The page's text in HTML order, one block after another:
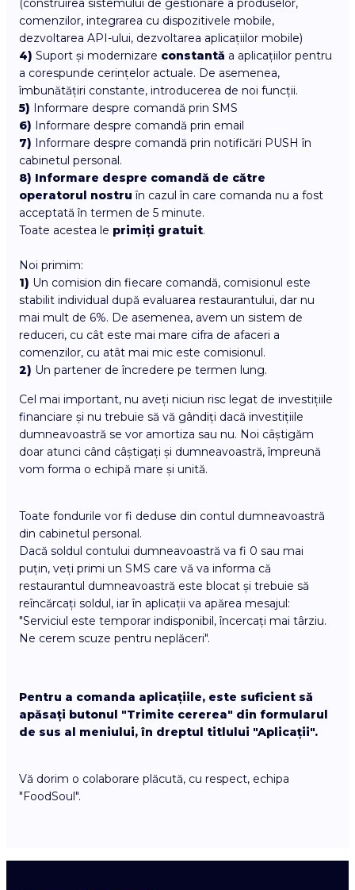
(construirea sistemului de gestionare a produselor,
comenzilor, integrarea cu dispozitivele mobile,
dezvoltarea API-ului, dezvoltarea aplicațiilor mobile)
4) Suport și modernizare constantă a aplicațiilor pentru
a corespunde cerințelor actuale. De asemenea,
îmbunătățiri constante, introducerea de noi funcții.
5) Informare despre comandă prin SMS
6) Informare despre comandă prin email
7) Informare despre comandă prin notificări PUSH în
cabinetul personal.
8) Informare despre comandă de către
operatorul nostru în cazul în care comanda nu a fost
acceptată în termen de 5 minute.
Toate acestea le primiți gratuit.
Noi primim:
1) Un comision din fiecare comandă, comisionul este
stabilit individual după evaluarea restaurantului, dar nu
mai mult de 6%. De asemenea, avem un sistem de
reduceri, cu cât este mai mare cifra de afaceri a
comenzilor, cu atât mai mic este comisionul.
2) Un partener de încredere pe termen lung.
Cel mai important, nu aveți niciun risc legat de investițiile
financiare și nu trebuie să vă gândiți dacă investițiile
dumneavoastră se vor amortiza sau nu. Noi câștigăm
doar atunci când câștigați și dumneavoastră, împreună
vom forma o echipă mare și unită.
Toate fondurile vor fi deduse din contul dumneavoastră
din cabinetul personal.
Dacă soldul contului dumneavoastră va fi 0 sau mai
puțin, veți primi un SMS care vă va informa că
restaurantul dumneavoastră este blocat și trebuie să
reîncărcați soldul, iar în aplicații va apărea mesajul:
"Serviciul este temporar indisponibil, încercați mai târziu.
Ne cerem scuze pentru neplăceri".
Pentru a comanda aplicațiile, este suficient să
apăsați butonul "Trimite cererea" din formularul
de sus al meniului, în dreptul titlului "Aplicații".
Vă dorim o colaborare plăcută, cu respect, echipa
"FoodSoul".